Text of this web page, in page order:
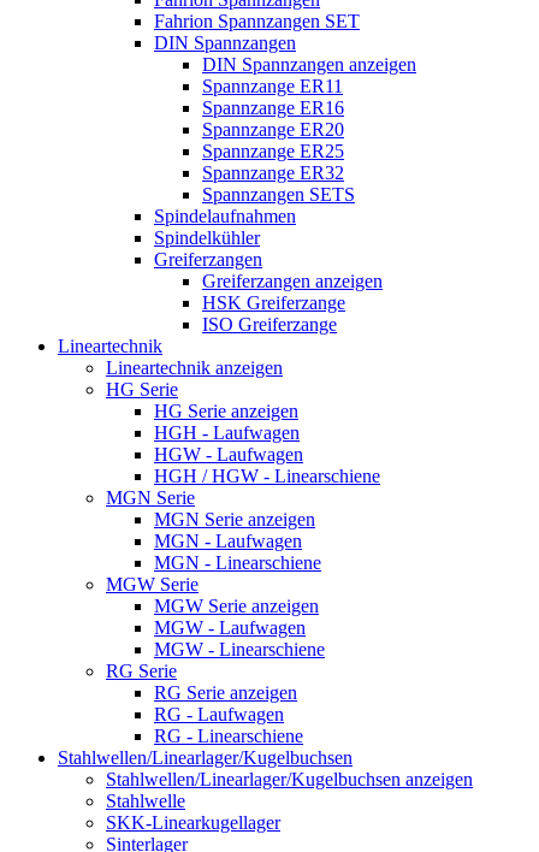
Fahrion Spannzangen SET
DIN Spannzangen
DIN Spannzangen anzeigen
Spannzange ER11
Spannzange ER16
Spannzange ER20
Spannzange ER25
Spannzange ER32
Spannzangen SETS
Spindelaufnahmen
Spindelkühler
Greiferzangen
Greiferzangen anzeigen
HSK Greiferzange
ISO Greiferzange
Lineartechnik
Lineartechnik anzeigen
HG Serie
HG Serie anzeigen
HGH - Laufwagen
HGW - Laufwagen
HGH / HGW - Linearschiene
MGN Serie
MGN Serie anzeigen
MGN - Laufwagen
MGN - Linearschiene
MGW Serie
MGW Serie anzeigen
MGW - Laufwagen
MGW - Linearschiene
RG Serie
RG Serie anzeigen
RG - Laufwagen
RG - Linearschiene
Stahlwellen/Linearlager/Kugelbuchsen
Stahlwellen/Linearlager/Kugelbuchsen anzeigen
Stahlwelle
SKK-Linearkugellager
Sinterlager